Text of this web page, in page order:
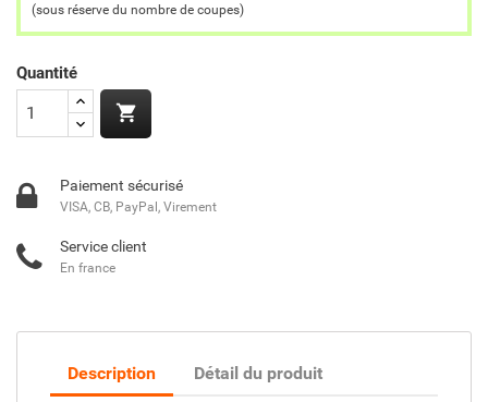
(sous réserve du nombre de coupes)
Quantité

Paiement sécurisé
VISA, CB, PayPal, Virement
Service client
En france
Description Détail du produit